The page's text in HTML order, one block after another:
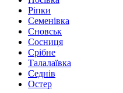
Ріпки
Семенівка
Сновськ
Сосниця
Срібне
Талалаївка
Седнів
Остер